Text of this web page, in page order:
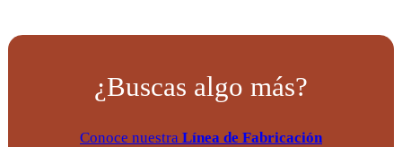
¿Buscas algo más?
Conoce nuestra Línea de Fabricación